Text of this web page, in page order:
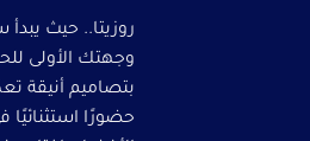
روزيتا.. حيث
وجهتك الأولى
بتصاميم أنيقة
حضورًا